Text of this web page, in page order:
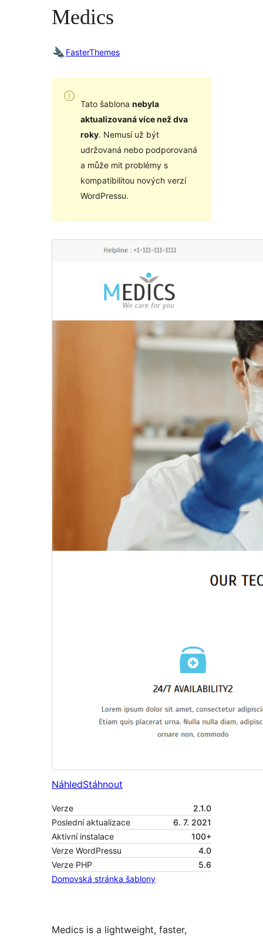
Medics
FasterThemes
Tato šablona nebyla
aktualizovaná více než dva
roky. Nemusí už být
udržovaná nebo podporovaná
a může mit problémy s
kompatibilitou nových verzí
WordPressu.
NáhledStáhnout
Verze
2.1.0
Poslední aktualizace
6. 7. 2021
Aktivní instalace
100+
Verze WordPressu
4.0
Verze PHP
5.6
Domovská stránka šablony
Medics is a lightweight, faster,